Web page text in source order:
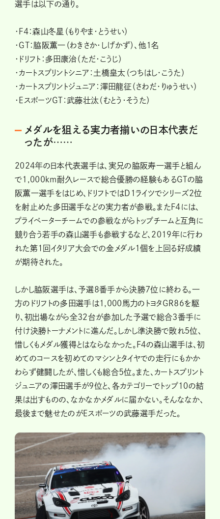
選手は以下の通り。
・F4：森山冬星（もりやま・とうせい）
・GT：脇阪薫一（わきさか・しげかず）、他1名
・ドリフト：多田康治（ただ・こうじ）
・カートスプリントシニア：土橋皇太（つちはし・こうた）
・カートスプリントジュニア：澤田龍征（さわだ・りゅうせい）
・EスポーツGT：武藤壮汰（むとう・そうた）
メダルを狙える実力者揃いの日本代表だ
ったが……
2024年の日本代表選手は、実兄の脇阪寿一選手と組ん
で1,000km耐久レースで総合優勝の経験もあるGTの脇
阪薫一選手をはじめ、ドリフトではD1ライツでシリーズ2位
を射止めた多田選手などの実力者が参戦。またF4には、
プライベーターチームでの参戦ながらトップチームと互角に
競り合う若手の森山選手も参戦するなど、2019年に行わ
れた第1回イタリア大会での金メダル1個を上回る好成績
が期待された。
しかし脇阪選手は、予選8番手から決勝7位に終わる。一
方のドリフトの多田選手は1,000馬力のトヨタGR86を駆
り、初出場ながら全32台が参加した予選で総合3番手に
付け決勝トーナメントに進んだ。しかし準決勝で敗れ5位、
惜しくもメダル獲得とはならなかった。F4の森山選手は、初
めてのコースを初めてのマシンとタイヤでの走行にもかか
わらず健闘したが、惜しくも総合5位。また、カートスプリント
ジュニアの澤田選手が9位と、各カテゴリーでトップ10の結
果は出すものの、なかなかメダルに届かない。そんななか、
最後まで魅せたのがEスポーツの武藤選手だった。